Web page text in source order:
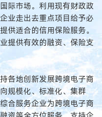
际市场。利用现有财政政
业走出去重点项目给予必
供适合的信用保险服务。
提供有效的融资、保险支
地创新发展跨境电子商
规模化、标准化、集群
合服务企业为跨境电子商